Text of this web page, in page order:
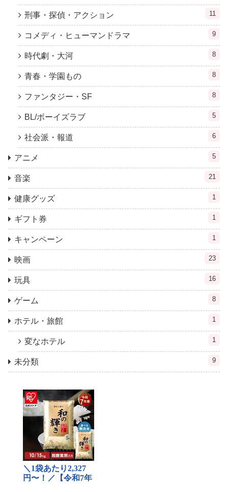
刑事・探偵・アクション 11
コメディ・ヒューマンドラマ 9
時代劇・大河 8
青春・学園もの 8
ファンタジー・SF 8
BL/ボーイズラブ 5
社会派・報道 6
アニメ 5
音楽 21
健康グッズ 1
ギフト券 1
キャンペーン 1
映画 23
玩具 16
ゲーム 8
ホテル・旅館 1
変なホテル 1
未分類 9